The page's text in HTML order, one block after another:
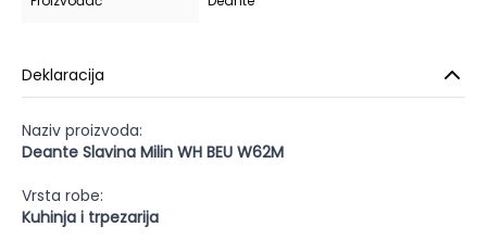
Deklaracija
Naziv proizvoda:
Deante Slavina Milin WH BEU W62M
Vrsta robe:
Kuhinja i trpezarija